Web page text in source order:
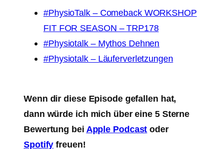
#PhysioTalk – Comeback WORKSHOP
FIT FOR SEASON – TRP178
#Physiotalk – Mythos Dehnen
#Physiotalk – Läuferverletzungen
Wenn dir diese Episode gefallen hat,
dann würde ich mich über eine 5 Sterne
Bewertung bei Apple Podcast oder
Spotify freuen!